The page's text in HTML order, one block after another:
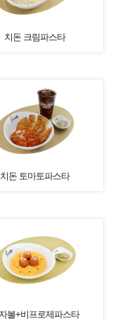
치돈 크림파스타
치돈 토마토파스타
볼+비프로제파스타